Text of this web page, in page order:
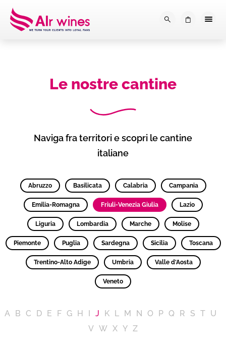
Dalla loro vendemmia, alla
Le nostre cantine
Naviga fra territori e scopri le cantine
italiane
Abruzzo Basilicata Calabria Campania
Emilia-Romagna Friuli-Venezia Giulia Lazio
Liguria Lombardia Marche Molise
Piemonte Puglia Sardegna Sicilia Toscana
Trentino-Alto Adige Umbria Valle d'Aosta
Veneto
A B C D E F G H J K L M N O P Q R S T U
V W X Y Z